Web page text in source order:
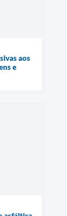
aos
e